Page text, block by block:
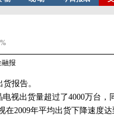
报
报告。
出货量超过了4000万台，
在2009年平均出货下降速度达